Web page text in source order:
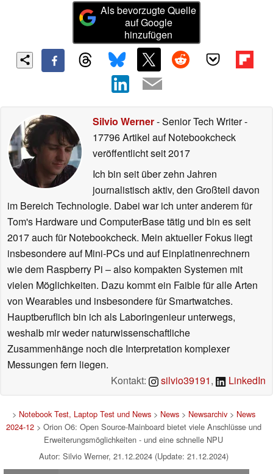
Als bevorzugte Quelle
auf Google
hinzufügen
Silvio Werner- Senior Tech Writer-
17796 Artikel auf Notebookcheck
veröffentlichtseit 2017
Ich bin seit über zehn Jahren
journalistisch aktiv, den Großteil davon
im Bereich Technologie. Dabei war ich unter anderem für
Tom's Hardware und ComputerBase tätig und bin es seit
2017 auch für Notebookcheck. Mein aktueller Fokus liegt
insbesondere auf Mini-PCs und auf Einplatinenrechnern
wie dem Raspberry Pi – also kompakten Systemen mit
vielen Möglichkeiten. Dazu kommt ein Faible für alle Arten
von Wearables und insbesondere für Smartwatches.
Hauptberuflich bin ich als Laboringenieur unterwegs,
weshalb mir weder naturwissenschaftliche
Zusammenhänge noch die Interpretation komplexer
Messungen fern liegen.
Kontakt:
silvio39191, LinkedIn
> Notebook Test, Laptop Test und News> News> Newsarchiv> News
2024-12> Orion O6: Open Source-Mainboard bietet viele Anschlüsse und
Erweiterungsmöglichkeiten - und eine schnelle NPU
Autor: Silvio Werner, 21.12.2024 (Update: 21.12.2024)